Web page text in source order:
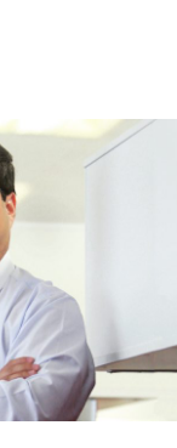
la calidad en el